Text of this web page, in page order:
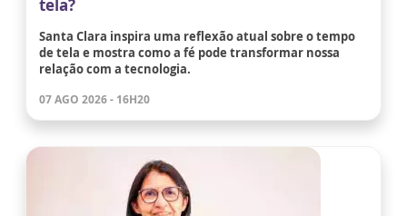
tela?
Santa Clara inspira uma reflexão atual sobre o tempo
de tela e mostra como a fé pode transformar nossa
relação com a tecnologia.
07 AGO 2026 - 16H20